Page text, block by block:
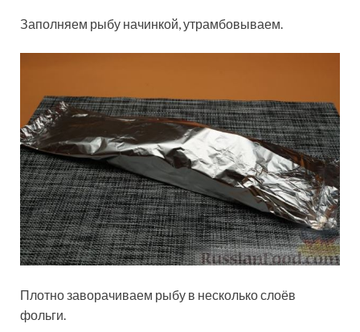
Заполняем рыбу начинкой, утрамбовываем.
Плотно заворачиваем рыбу в несколько слоёв
фольги.